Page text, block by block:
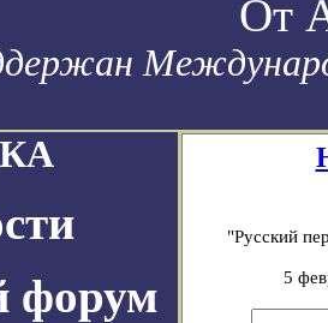
От
форум
"Русский
5